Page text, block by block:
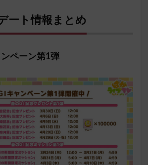
ート情報まとめ
ペーン第1弾